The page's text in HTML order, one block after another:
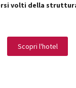
volti della
Scopri l'hotel